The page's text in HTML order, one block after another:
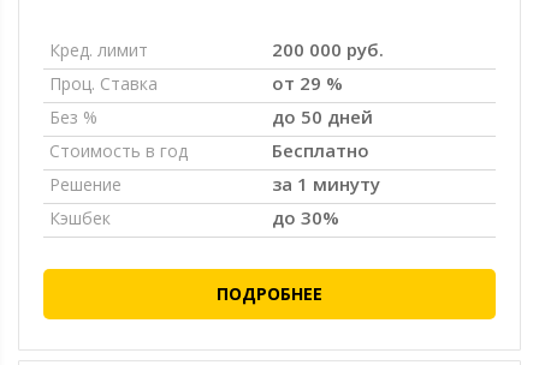
Кред. лимит 200 000 руб.
Проц. Ставка от 29 %
Без % до 50 дней
Стоимость в год Бесплатно
Решение за 1 минуту
Кэшбек до 30%
ПОДРОБНЕЕ